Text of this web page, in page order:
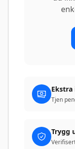
Tjen
Trygg